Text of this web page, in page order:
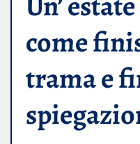
come
trama e